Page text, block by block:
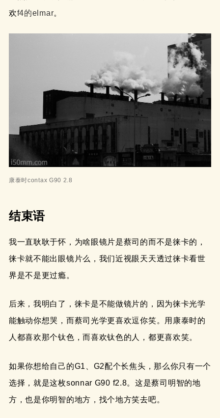
欢f4的elmar。
康泰时contax G90 2.8
结束语
我一直耿耿于怀，为啥眼镜片是蔡司的而不是徕卡的，
徕卡就不能出眼镜片么，我们近视眼天天透过徕卡看世
界是不是更过瘾。
后来，我明白了，徕卡是不能做镜片的，因为徕卡光学
能触动你想哭，而蔡司光学更喜欢逗你笑。用康泰时的
人都喜欢那个钛色，而喜欢钛色的人，都更喜欢笑。
如果你想给自己的G1、G2配个长焦头，那么你只有一个
选择，就是这枚sonnar G90 f2.8。这是蔡司明智的地
方，也是你明智的地方，找个地方笑去吧。